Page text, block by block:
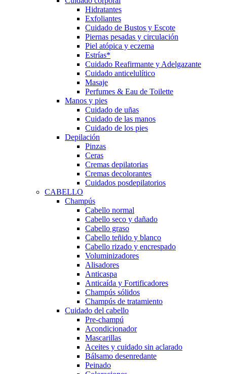
Hidratantes
Exfoliantes
Cuidado de Bustos y Escote
Piernas pesadas y circulación
Piel atópica y eczema
Estrías*
Cuidado Reafirmante y Adelgazante
Cuidado anticelulítico
Masaje
Perfumes & Eau de Toilette
Manos y pies
Cuidado de uñas
Cuidado de las manos
Cuidado de los pies
Depilación
Pinzas
Ceras
Cremas depilatorias
Cremas decolorantes
Cuidados posdepilatorios
CABELLO
Champús
Cabello normal
Cabello seco y dañado
Cabello graso
Cabello teñido y blanco
Cabello rizado y encrespado
Voluminizadores
Alisadores
Anticaspa
Anticaída y Fortificadores
Champús sólidos
Champús de tratamiento
Cuidado del cabello
Pre-champú
Acondicionador
Mascarillas
Aceites y cuidado sin aclarado
Bálsamo desenredante
Peinado